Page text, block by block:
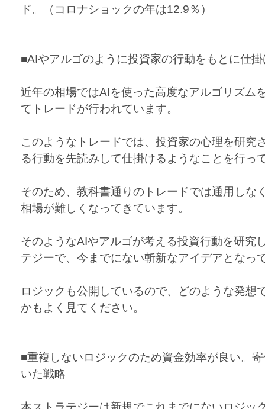
ド。（コロナショックの年は12.9％）
■AIやアルゴのように投資家の行動をもとに仕
近年の相場ではAIを使った高度なアルゴリズム
てトレードが行われています。
このようなトレードでは、投資家の心理を研究
る行動を先読みして仕掛けるようなことを行っ
そのため、教科書通りのトレードでは通用しな
相場が難しくなってきています。
そのようなAIやアルゴが考える投資行動を研究
テジーで、今までにない斬新なアイデアとなっ
ロジックも公開しているので、どのような発想
かもよく見てください。
■重複しないロジックのため資金効率が良い。
いた戦略